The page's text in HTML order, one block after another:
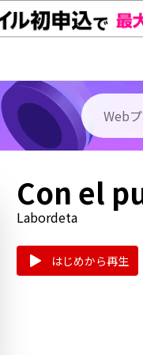
Con el
Labordeta
はじめから再生